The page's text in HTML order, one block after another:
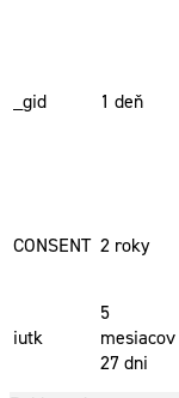
_gid 1 deň
CONSENT 2 roky
iutk
5
mesiacov
27 dni